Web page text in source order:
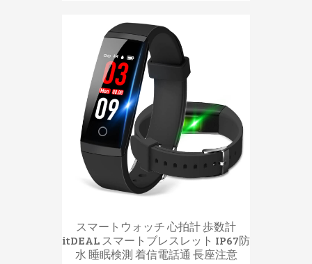
スマートウォッチ 心拍計 歩数計
itDEAL スマートブレスレット IP67防
水 睡眠検測 着信電話通 長座注意